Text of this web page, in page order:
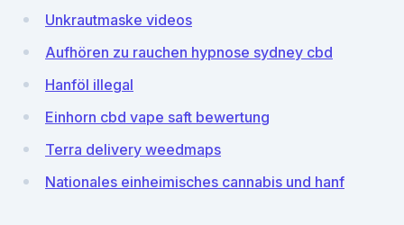
Unkrautmaske videos
Aufhören zu rauchen hypnose sydney cbd
Hanföl illegal
Einhorn cbd vape saft bewertung
Terra delivery weedmaps
Nationales einheimisches cannabis und hanf